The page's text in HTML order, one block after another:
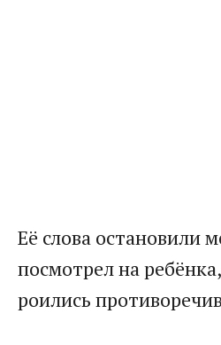
Её слова остановили
посмотрел на
роились